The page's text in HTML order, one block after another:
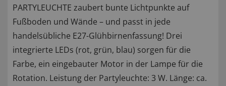
PARTYLEUCHTE zaubert bunte Lichtpunkte auf
Fußboden und Wände – und passt in jede
handelsübliche E27-Glühbirnenfassung! Drei
integrierte LEDs (rot, grün, blau) sorgen für die
Farbe, ein eingebauter Motor in der Lampe für die
Rotation. Leistung der Partyleuchte: 3 W. Länge: ca.